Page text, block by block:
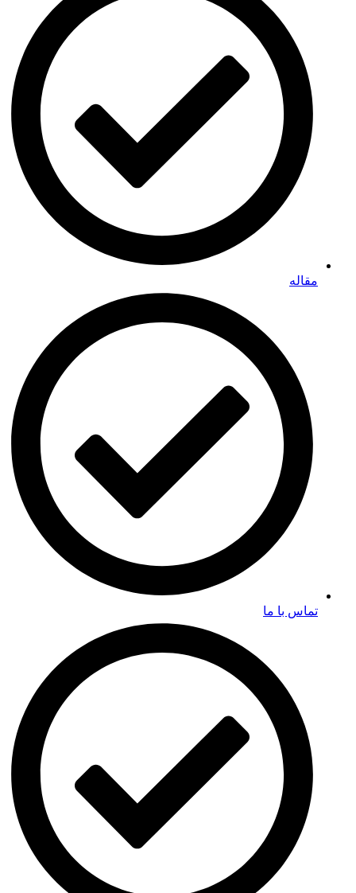
مقاله
تماس با ما